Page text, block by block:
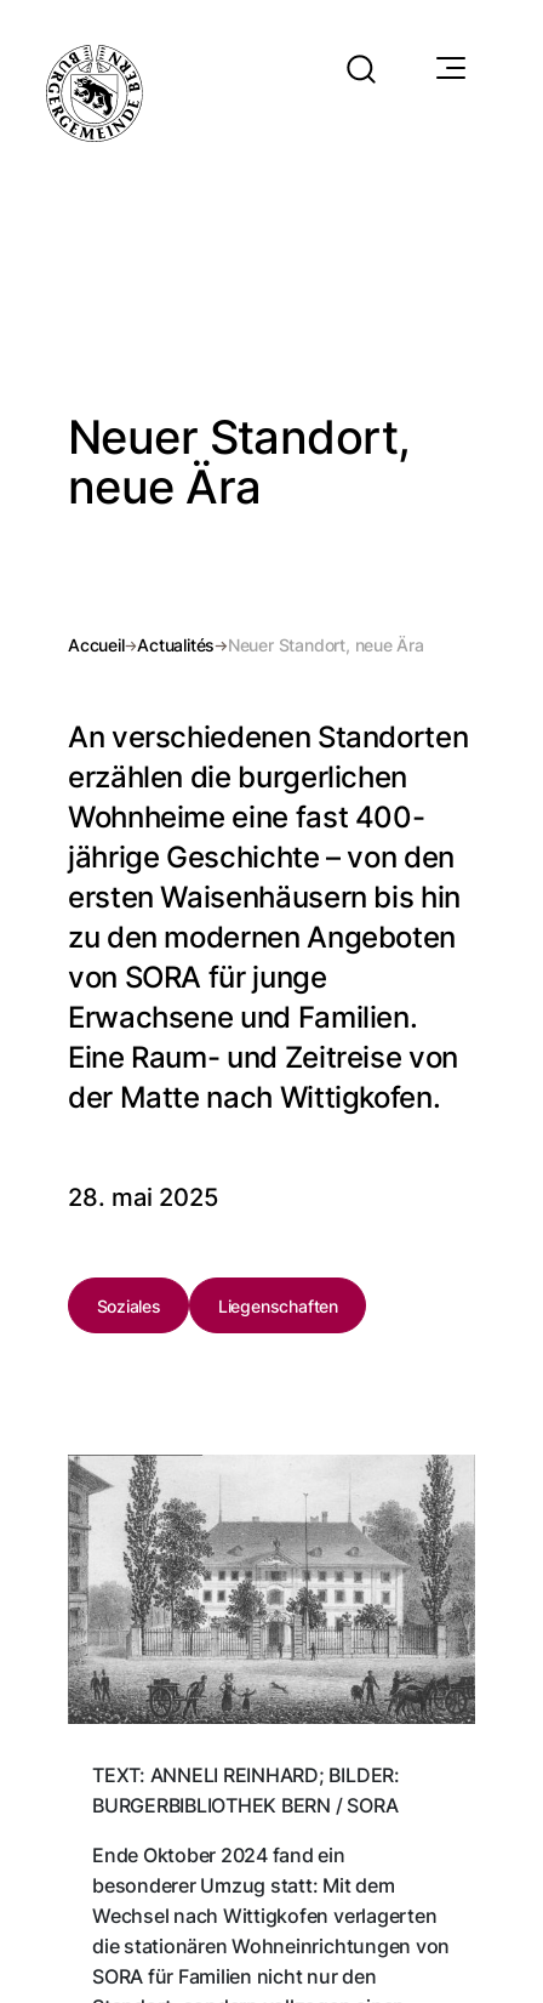
Neuer Standort,
neue Ära
Accueil Actualités Neuer Standort, neue Ära
An verschiedenen Standorten
erzählen die burgerlichen
Wohnheime eine fast 400-
jährige Geschichte – von den
ersten Waisenhäusern bis hin
zu den modernen Angeboten
von SORA für junge
Erwachsene und Familien.
Eine Raum- und Zeitreise von
der Matte nach Wittigkofen.
28. mai 2025
Soziales Liegenschaften
TEXT: ANNELI REINHARD; BILDER:
BURGERBIBLIOTHEK BERN / SORA
Ende Oktober 2024 fand ein
besonderer Umzug statt: Mit dem
Wechsel nach Wittigkofen verlagerten
die stationären Wohneinrichtungen von
SORA für Familien nicht nur den